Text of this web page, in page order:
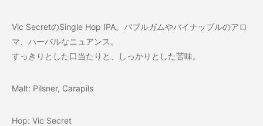
Vic SecretのSingle Hop IPA。バブルガムやパイナップルのアロ
マ、ハーバルなニュアンス。
すっきりとした口当たりと、しっかりとした苦味。
Malt: Pilsner, Carapils
Hop: Vic Secret